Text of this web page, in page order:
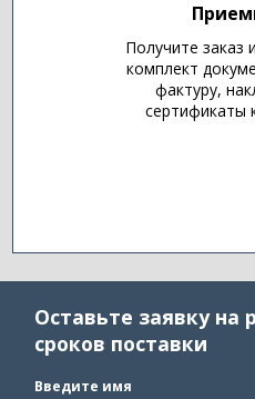
Получите заказ
комплект
фактуру,
сертификаты
Оставьте заявку на
сроков поставки
Введите имя